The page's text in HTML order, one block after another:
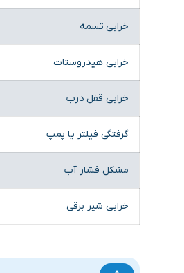
خرابی تسمه
خرابی هیدروستات
خرابی قفل درب
گرفتگی فیلتر یا پمپ
مشکل فشار آب
خرابی شیر برقی